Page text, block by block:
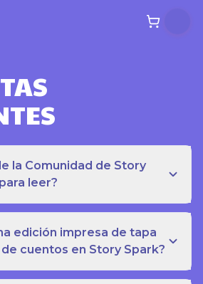
la Comunidad de Story
leer?
edición impresa de tapa
cuentos en Story Spark?